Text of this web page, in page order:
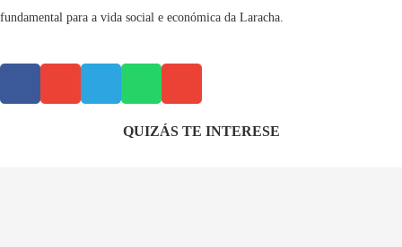
fundamental para a vida social e económica da Laracha.
QUIZÁS TE INTERESE